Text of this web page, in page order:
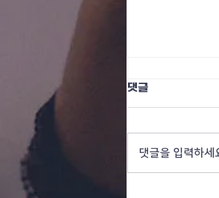
2026-07-
댓글
댓글을 입력하세